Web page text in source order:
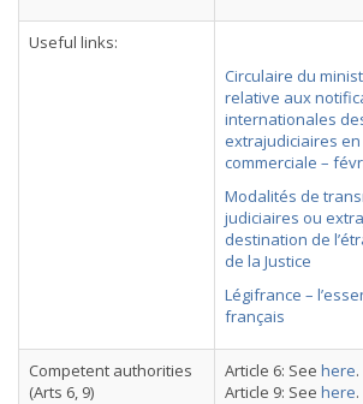
Useful links:
Circulaire du
relative aux
internationales
extrajudiciaires
commerciale –
Modalités de
judiciaires ou
destination de
de la Justice
Légifrance –
français
Competent authorities
(Arts 6, 9)
Article 6: See here.
Article 9: See here.